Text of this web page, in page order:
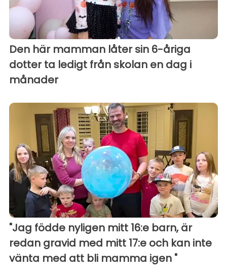
Den här mamman låter sin 6-åriga
dotter ta ledigt från skolan en dag i
månader
"Jag födde nyligen mitt 16:e barn, är
redan gravid med mitt 17:e och kan inte
vänta med att bli mamma igen "